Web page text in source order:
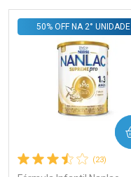
(23)
50% OFF NA 2° UNIDADE
COMPRAR